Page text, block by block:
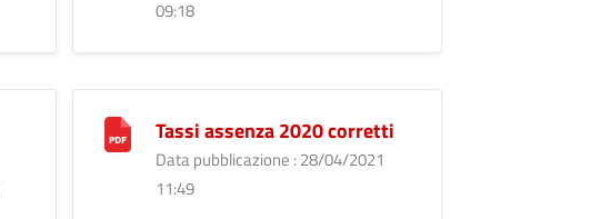
09:18
Tassi assenza 2020 corretti
Data pubblicazione : 28/04/2021
11:49